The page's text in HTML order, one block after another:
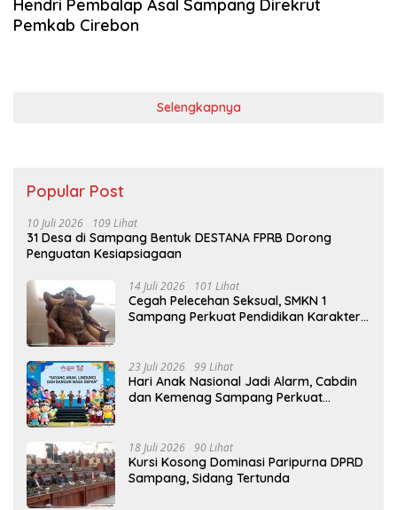
Hendri Pembalap Asal Sampang Direkrut
Pemkab Cirebon
Selengkapnya
Popular Post
10 Juli 2026 109 Lihat
31 Desa di Sampang Bentuk DESTANA FPRB Dorong
Penguatan Kesiapsiagaan
14 Juli 2026 101 Lihat
Cegah Pelecehan Seksual, SMKN 1
Sampang Perkuat Pendidikan Karakter
23 Juli 2026 99 Lihat
Hari Anak Nasional Jadi Alarm, Cabdin
dan Kemenag Sampang Perkuat
18 Juli 2026 90 Lihat
Kursi Kosong Dominasi Paripurna DPRD
Sampang, Sidang Tertunda